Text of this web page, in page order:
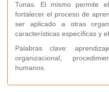
Tunas. El mismo permite
fortalecer el proceso de
ser aplicado a otras
características específicas y
Palabras clave:
organizacional,
humanos.